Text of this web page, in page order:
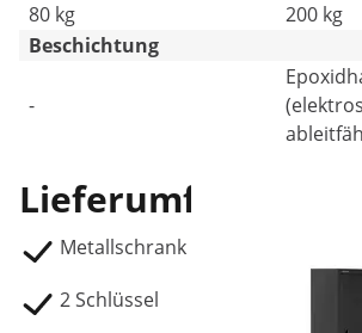
80 kg
200 kg
Beschichtung
-
Lieferumfang
Metallschrank STAR_MCAB_22
2 Schlüssel